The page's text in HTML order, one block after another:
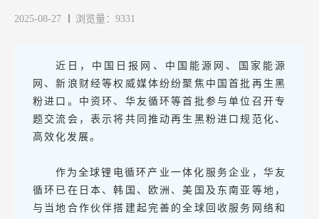
2025-08-27 浏览量：9331
近日，中国日报网、中国能源网、国家能源
网、新浪财经等权威媒体纷纷聚焦中国首批再生黑
粉进口。中资环、华友循环等首批参与单位召开专
题交流会，表示将共同推动再生黑粉进口规范化、
高效化发展。
作为全球锂电循环产业一体化服务企业，华友
循环已在日本、韩国、欧洲、美国及东南亚等地，
与当地合作伙伴搭建起完善的全球回收服务网络和